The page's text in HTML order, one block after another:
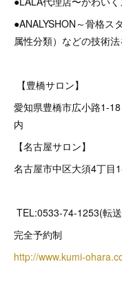
●ANALYSHON～骨格ス
属性分類）などの技術
【豊橋サロン】
愛知県豊橋市広小路1-
内
【名古屋サロン】
名古屋市中区大須4丁
TEL:0533-74-1253(転
完全予約制
http://www.kumi-